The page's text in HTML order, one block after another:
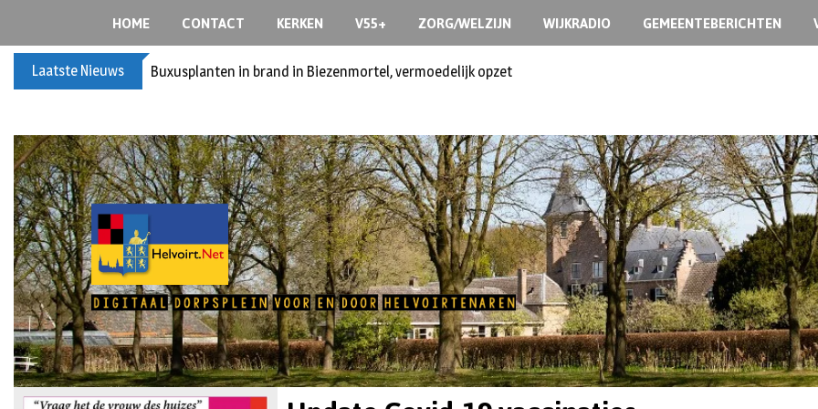
HOME CONTACT KERKEN V55+ ZORG/WELZIJN WIJKRADIO GEMEENTEBERICHTEN
Laatste Nieuws Spreidingswet asielzoekers: hoe zit dat?